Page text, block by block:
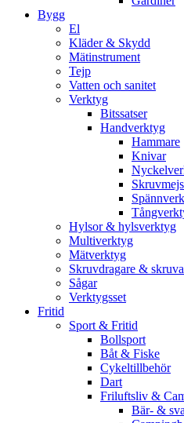
Bygg
El
Kläder & Skydd
Mätinstrument
Tejp
Vatten och sanitet
Verktyg
Bitssatser
Handverktyg
Hammare
Knivar
Hylsor & hylsverktyg
Multiverktyg
Mätverktyg
Skruvdragare &
Sågar
Verktygsset
Fritid
Sport & Fritid
Bollsport
Båt & Fiske
Cykeltillbehör
Dart
Friluftsliv &
Bär- &